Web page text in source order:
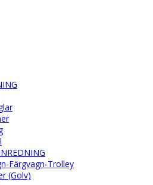
Färgvagn-Trolley
(Golv)